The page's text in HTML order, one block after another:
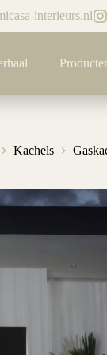
interieurs.nl
Kachels